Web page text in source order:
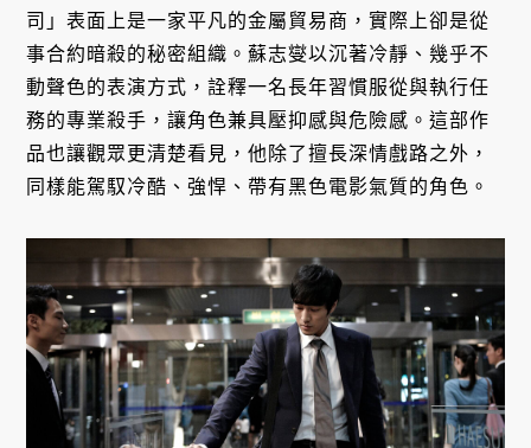
司」表面上是一家平凡的金屬貿易商，實際上卻是從
事合約暗殺的秘密組織。蘇志燮以沉著冷靜、幾乎不
動聲色的表演方式，詮釋一名長年習慣服從與執行任
務的專業殺手，讓角色兼具壓抑感與危險感。這部作
品也讓觀眾更清楚看見，他除了擅長深情戲路之外，
同樣能駕馭冷酷、強悍、帶有黑色電影氣質的角色。